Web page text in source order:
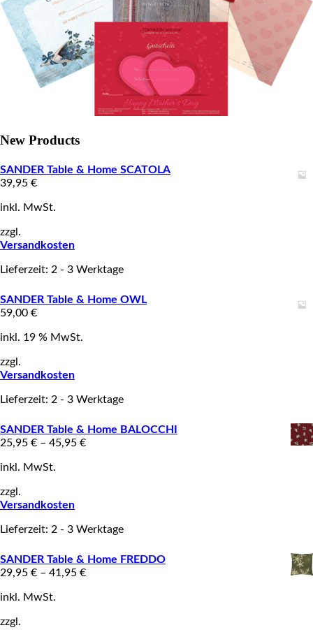
New Products
SANDER Table & Home SCATOLA
39,95 €
inkl. MwSt.
zzgl.
Versandkosten
Lieferzeit: 2 - 3 Werktage
SANDER Table & Home OWL
59,00 €
inkl. 19 % MwSt.
zzgl.
Versandkosten
Lieferzeit: 2 - 3 Werktage
SANDER Table & Home BALOCCHI
25,95 € – 45,95 €
inkl. MwSt.
zzgl.
Versandkosten
Lieferzeit: 2 - 3 Werktage
SANDER Table & Home FREDDO
29,95 € – 41,95 €
inkl. MwSt.
zzgl.